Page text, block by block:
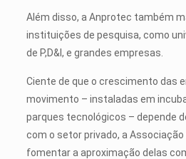
Além disso, a Anprotec também
instituições de pesquisa, como
de P,D&I, e grandes empresas.
Ciente de que o crescimento das
movimento – instaladas em
parques tecnológicos – depende
com o setor privado, a
fomentar a aproximação delas